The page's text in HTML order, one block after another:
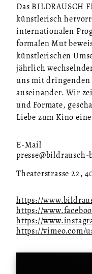
Das BILDRAUSCH
künstlerisch
internationalen
formalen Mut
künstlerischen
jährlich
uns mit dringenden
auseinander. Wir
und Formate,
Liebe zum Kino
E-Mail
presse@bildrausch-
Theaterstrasse 22,
https://
https://
https://
https://vimeo.com/